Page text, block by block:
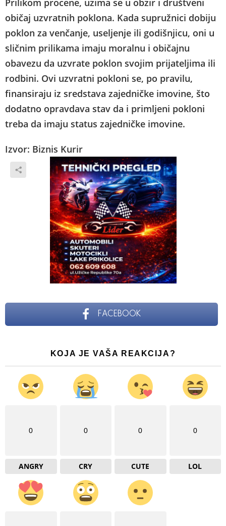
običaj uzvratnih poklona. Kada supružnici dobiju
poklon za venčanje, useljenje ili godišnjicu, oni u
sličnim prilikama imaju moralnu i običajnu
obavezu da uzvrate poklon svojim prijateljima ili
rodbini. Ovi uzvratni pokloni se, po pravilu,
finansiraju iz sredstava zajedničke imovine, što
dodatno opravdava stav da i primljeni pokloni
treba da imaju status zajedničke imovine.
Izvor: Biznis Kurir
FACEBOOK
KOJA JE VAŠA REAKCIJA?
0
ANGRY
0
CRY
0
CUTE
0
LOL